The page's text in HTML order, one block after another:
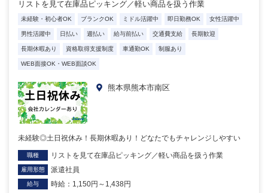
リストを見て在庫品ピッキング／軽い商品を扱う作業
未経験・初心者OK ブランクOK ミドル活躍中 即日勤務OK 女性活躍中
男性活躍中 日払い 週払い 給与前払い 交通費支給 長期歓迎
長期休暇あり 資格取得支援制度 車通勤OK 制服あり
WEB面接OK・WEB面談OK
熊本県熊本市南区
未経験◎土日祝休み！長期休暇あり！どなたでもチャレンジしやすい
職種 リストを見て在庫品ピッキング／軽い商品を扱う作業
雇用形態 派遣社員
給与 時給：1,150円～1,438円